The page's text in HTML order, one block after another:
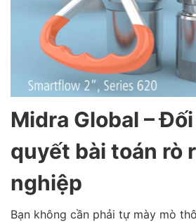
Midra Global –
quyết bài toán rò
nghiệp
Bạn không cần phải tự mày mò